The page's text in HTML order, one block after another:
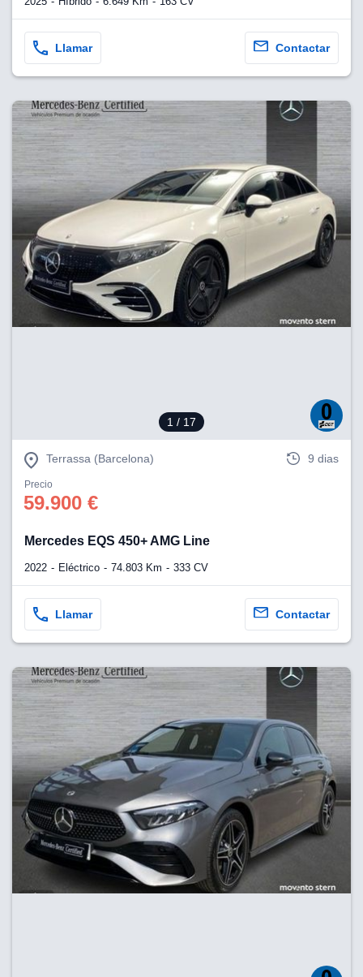
Llamar Contactar
1 / 17
Terrassa (Barcelona) 9 dias
Precio
59.900 €
Mercedes EQS 450+ AMG Line
2022 Eléctrico 74.803 Km 333 CV
Llamar Contactar